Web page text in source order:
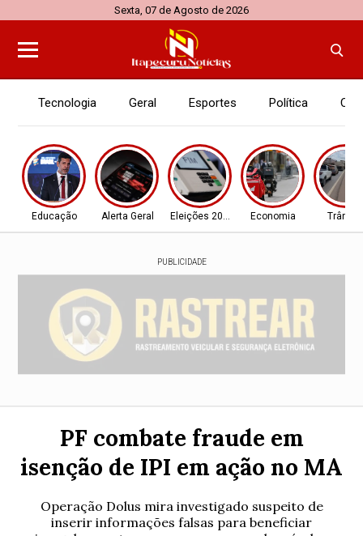
Sexta, 07 de Agosto de 2026
Tecnologia Geral Esportes Política
Educação Alerta Geral Eleições 2026 Economia
PUBLICIDADE
PF combate fraude em
isenção de IPI em ação no MA
Operação Dolus mira investigado suspeito de
inserir informações falsas para beneficiar